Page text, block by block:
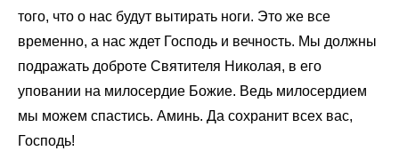
того, что о нас будут вытирать ноги. Это же все
временно, а нас ждет Господь и вечность. Мы должны
подражать доброте Святителя Николая, в его
уповании на милосердие Божие. Ведь милосердием
мы можем спастись. Аминь. Да сохранит всех вас,
Господь!